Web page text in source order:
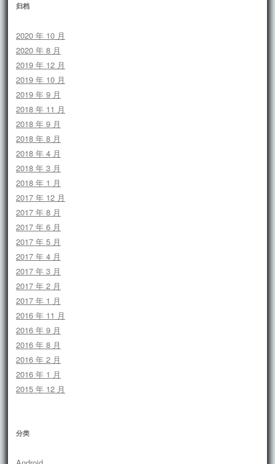
归档
2020 年 10 月
2020 年 8 月
2019 年 12 月
2019 年 10 月
2019 年 9 月
2018 年 11 月
2018 年 9 月
2018 年 8 月
2018 年 4 月
2018 年 3 月
2018 年 1 月
2017 年 12 月
2017 年 8 月
2017 年 6 月
2017 年 5 月
2017 年 4 月
2017 年 3 月
2017 年 2 月
2017 年 1 月
2016 年 11 月
2016 年 9 月
2016 年 8 月
2016 年 2 月
2016 年 1 月
2015 年 12 月
分类